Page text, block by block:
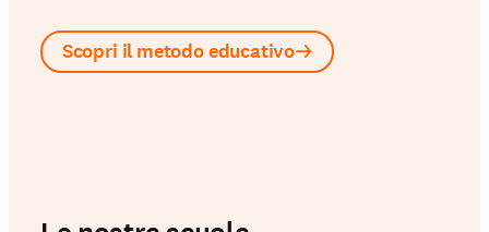
Scopri il metodo educativo